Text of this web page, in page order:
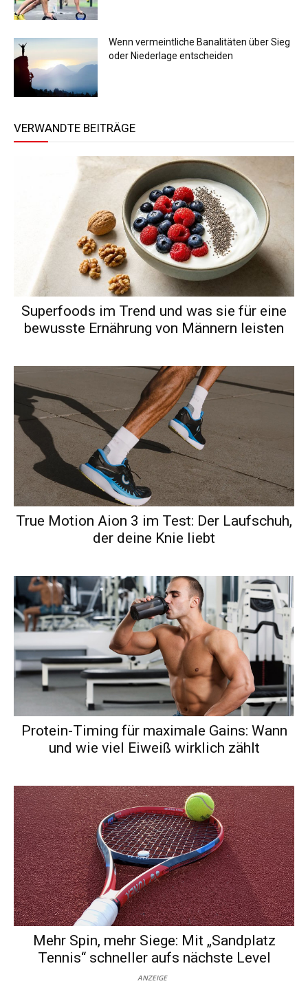
Wenn vermeintliche Banalitäten über Sieg
oder Niederlage entscheiden
VERWANDTE BEITRÄGE
Superfoods im Trend und was sie für eine
bewusste Ernährung von Männern leisten
True Motion Aion 3 im Test: Der Laufschuh,
der deine Knie liebt
Protein-Timing für maximale Gains: Wann
und wie viel Eiweiß wirklich zählt
Mehr Spin, mehr Siege: Mit „Sandplatz
Tennis“ schneller aufs nächste Level
ANZEIGE